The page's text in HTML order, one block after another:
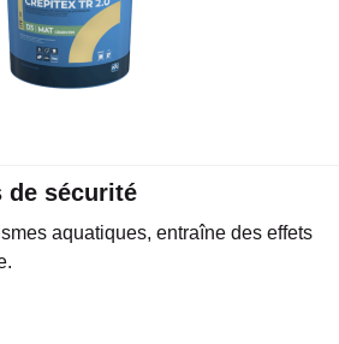
de sécurité
aquatiques, entraîne des effets